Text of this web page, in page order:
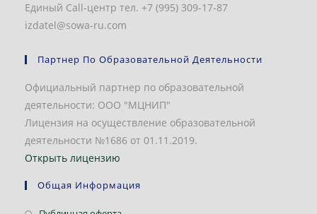
Единый Call-центр тел. +7 (995) 309-17-87
izdatel@sowa-ru.com
Партнер По Образовательной Деятельности
Официальный партнер по образовательной
деятельности: ООО "МЦНИП"
Лицензия на осуществление образовательной
деятельности №1686 от 01.11.2019.
Открыть лицензию
Общая Информация